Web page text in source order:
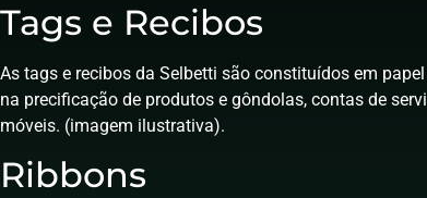
Tags e Recibos
As tags e recibos da Selbetti são constituídos em
na precificação de produtos e gôndolas, contas de
móveis. (imagem ilustrativa).
Ribbons